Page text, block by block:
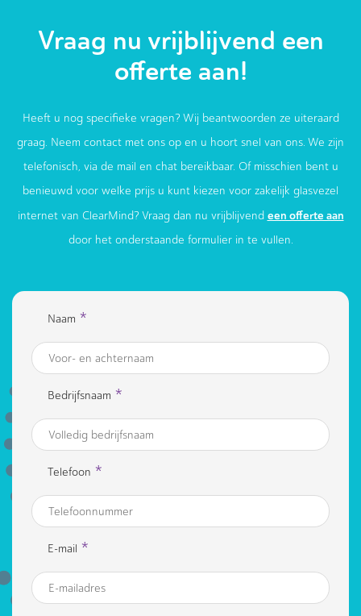
Vraag nu vrijblijvend een
offerte aan!
Heeft u nog specifieke vragen? Wij beantwoorden ze uiteraard
graag. Neem contact met ons op en u hoort snel van ons. We zijn
telefonisch, via de mail en chat bereikbaar. Of misschien bent u
benieuwd voor welke prijs u kunt kiezen voor zakelijk glasvezel
internet van ClearMind? Vraag dan nu vrijblijvend een offerte aan
door het onderstaande formulier in te vullen.
Naam *
Bedrijfsnaam *
Telefoon *
E-mail *